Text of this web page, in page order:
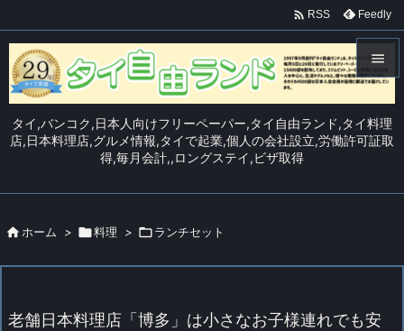
タイ,バンコク,日本人向けフリーペーパー,タイ自由ランド,タイ料理
店,日本料理店,グルメ情報,タイで起業,個人の会社設立,労働許可証取
得,毎月会計,,ロングステイ,ビザ取得

メニュ


 RSS Feedly
 ホーム > 料理 > ランチセット
老舗日本料理店「博多」は小さなお子様連れでも安